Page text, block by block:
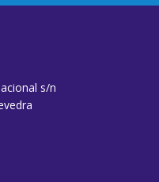
s/n